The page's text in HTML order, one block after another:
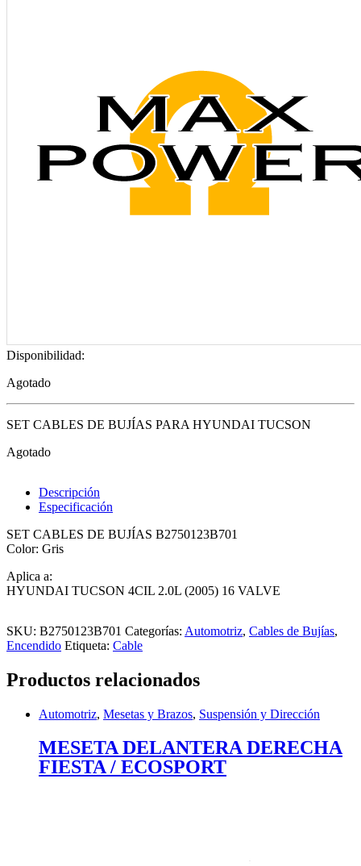
Disponibilidad:
Agotado
SET CABLES DE BUJÍAS PARA HYUNDAI TUCSON
Agotado
Descripción
Especificación
SET CABLES DE BUJÍAS B2750123B701
Color: Gris
Aplica a:
HYUNDAI TUCSON 4CIL 2.0L (2005) 16 VALVE
SKU: B2750123B701 Categorías: Automotriz, Cables de Bujías,
Encendido Etiqueta: Cable
Productos relacionados
Automotriz, Mesetas y Brazos, Suspensión y Dirección
MESETA DELANTERA DERECHA
FIESTA / ECOSPORT